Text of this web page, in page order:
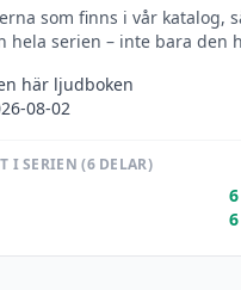
som finns i vår katalog,
hela serien – inte bara den
här ljudboken
08-02
I SERIEN (6 DELAR)